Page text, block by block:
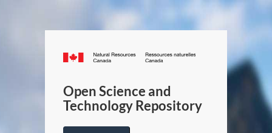
Canada.ca
/
Canada
Open Science and
Technology Repository